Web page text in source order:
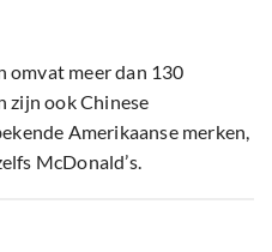
omvat meer dan 130
zijn ook Chinese
Amerikaanse merken,
McDonald’s.